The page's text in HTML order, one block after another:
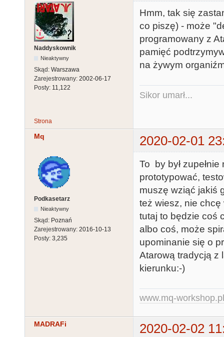
Naddyskownik
Nieaktywny
Skąd: Warszawa
Zarejestrowany: 2002-06-17
Posty: 11,122
Hmm, tak się
co piszę) - może
programowany z
pamięć
na żywym
Sikor umarł...
Strona
Mq 2020-02-01
Podkasetarz
Nieaktywny
Skąd: Poznań
Zarejestrowany: 2016-10-13
Posty: 3,235
To by był
prototypować,
muszę wziąć jakiś
też wiesz, nie chcę
tutaj to będzie coś
albo coś, może
upominanie się o
Atarową tradycją z
kierunku:-)
www.mq-workshop.pl
MADRAFi 2020-02-02